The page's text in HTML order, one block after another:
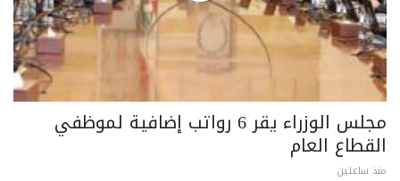
مجلس الوزراء يقر 6 رواتب إضافية لموظفي
القطاع العام
منذ ساعتين